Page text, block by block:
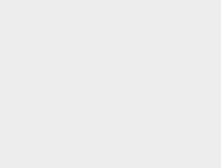
-
sastanak Kontaktne mreže
portugalskog regulatora
je poslužio kao priprema za
a koja će se održati 5. i 6. lipnja
stručnjake iz nacionalnih